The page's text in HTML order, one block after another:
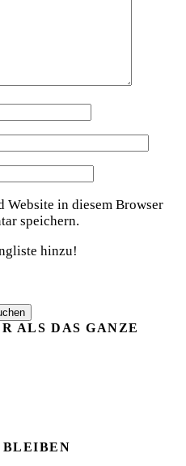
Website in diesem Browser
speichern.
hinzu!
ALS DAS GANZE
BLEIBEN